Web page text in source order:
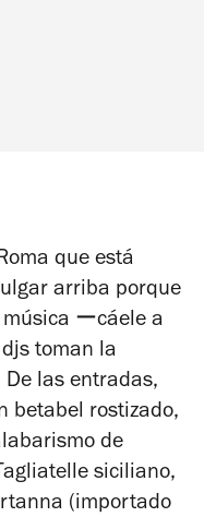
que está
arriba porque
ーcáele a
toman la
las entradas,
betabel rostizado,
de
siciliano,
(importado